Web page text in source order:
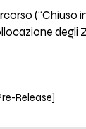
(“Chiuso
degli
Release]